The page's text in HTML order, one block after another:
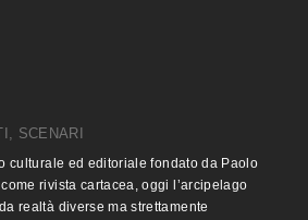
SCENARI
culturale ed editoriale fondato da Paolo
rivista cartacea, oggi l’arcipelago
realtà diverse ma strettamente